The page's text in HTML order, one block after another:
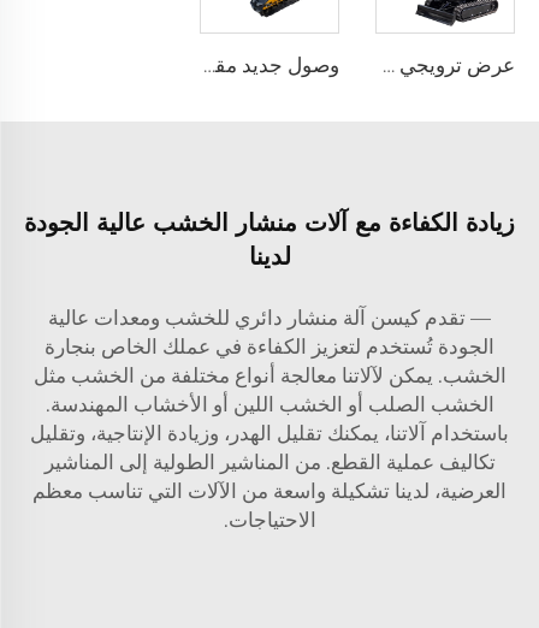
عرض ترويجي صيني جديدة حفارة مصغرة على الجنزير للمزارع آلة Ce Epa Engine 1 2 2.5 3.5 طن حفارة وصول جديد مقص عشب كهربائي ديزل صغير الحجم للمنزل المزود برأس حلق روبوتي لحصد العشب
زيادة الكفاءة مع آلات منشار الخشب عالية الجودة
لدينا
— تقدم كيسن آلة منشار دائري للخشب ومعدات عالية
الجودة تُستخدم لتعزيز الكفاءة في عملك الخاص بنجارة
الخشب. يمكن لآلاتنا معالجة أنواع مختلفة من الخشب مثل
الخشب الصلب أو الخشب اللين أو الأخشاب المهندسة.
باستخدام آلاتنا، يمكنك تقليل الهدر، وزيادة الإنتاجية، وتقليل
تكاليف عملية القطع. من المناشير الطولية إلى المناشير
العرضية، لدينا تشكيلة واسعة من الآلات التي تناسب معظم
الاحتياجات.